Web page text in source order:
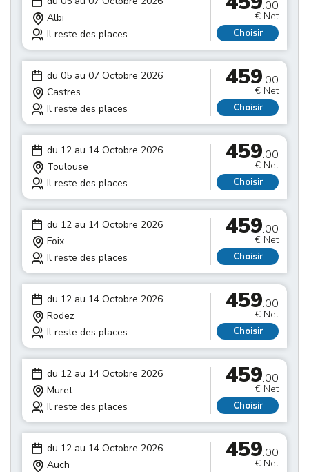
Albi
Il reste des places
.00
€ Net
Choisir
du 05 au 07 Octobre 2026
Castres
Il reste des places
459.00
€ Net
Choisir
du 12 au 14 Octobre 2026
Toulouse
Il reste des places
459.00
€ Net
Choisir
du 12 au 14 Octobre 2026
Foix
Il reste des places
459.00
€ Net
Choisir
du 12 au 14 Octobre 2026
Rodez
Il reste des places
459.00
€ Net
Choisir
du 12 au 14 Octobre 2026
Muret
Il reste des places
459.00
€ Net
Choisir
du 12 au 14 Octobre 2026
Auch
459.00
€ Net